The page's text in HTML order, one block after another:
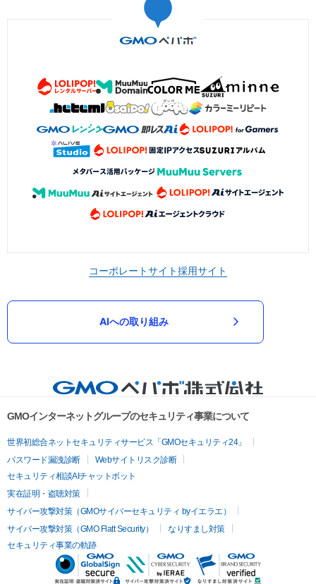
コーポレートサイト採用サイト
AIへの取り組み
GMOインターネットグループのセキュリティ事業について
世界初総合ネットセキュリティサービス「GMOセキュリティ24」
パスワード漏洩診断
Webサイトリスク診断
セキュリティ相談AIチャットボット
実在証明・盗聴対策
サイバー攻撃対策（GMOサイバーセキュリティ byイエラエ）
サイバー攻撃対策（GMO Flatt Security）
なりすまし対策
セキュリティ事業の軌跡